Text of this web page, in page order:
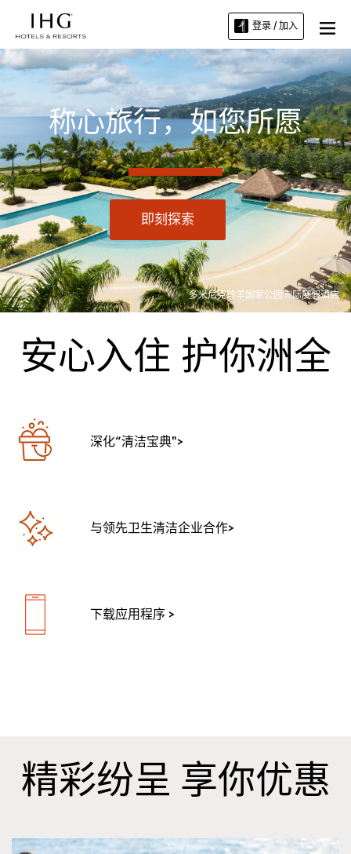
登录 / 加入
多米尼克羚羊国家公园洲际度假酒店
称心旅行，如您所愿
即刻探索
安心入住 护你洲全
深化“清洁宝典">
与领先卫生清洁企业合作>
下载应用程序 >
精彩纷呈 享你优惠